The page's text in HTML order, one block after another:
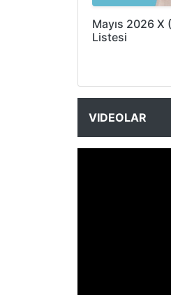
Mayıs 2026
Listesi
VIDEOLAR